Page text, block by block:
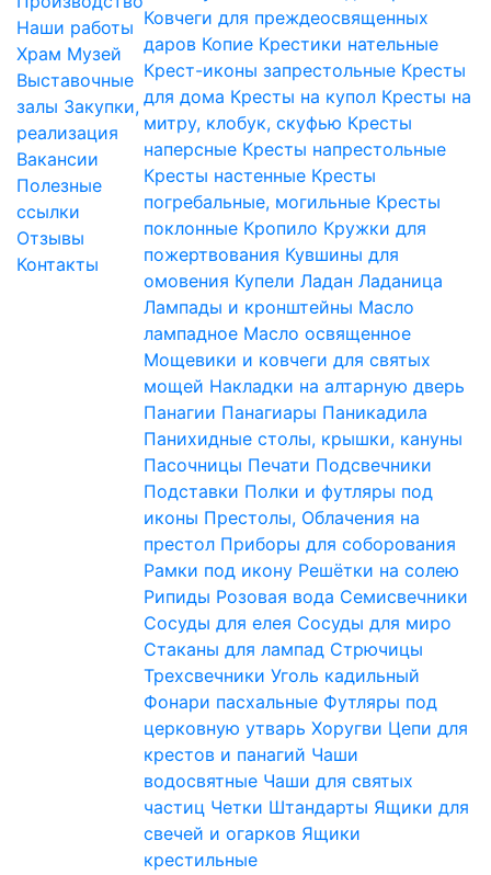
Наши работы
Храм Музей
Выставочные
залы Закупки,
реализация
Вакансии
Полезные
ссылки
Отзывы
Контакты
Ковчеги для преждеосвященных
даров Копие Крестики нательные
Крест-иконы запрестольные Кресты
для дома Кресты на купол Кресты на
митру, клобук, скуфью Кресты
наперсные Кресты напрестольные
Кресты настенные Кресты
погребальные, могильные Кресты
поклонные Кропило Кружки для
пожертвования Кувшины для
омовения Купели Ладан Ладаница
Лампады и кронштейны Масло
лампадное Масло освященное
Мощевики и ковчеги для святых
мощей Накладки на алтарную дверь
Панагии Панагиары Паникадила
Панихидные столы, крышки, кануны
Пасочницы Печати Подсвечники
Подставки Полки и футляры под
иконы Престолы, Облачения на
престол Приборы для соборования
Рамки под икону Решётки на солею
Рипиды Розовая вода Семисвечники
Сосуды для елея Сосуды для миро
Стаканы для лампад Стрючицы
Трехсвечники Уголь кадильный
Фонари пасхальные Футляры под
церковную утварь Хоругви Цепи для
крестов и панагий Чаши
водосвятные Чаши для святых
частиц Четки Штандарты Ящики для
свечей и огарков Ящики
крестильные